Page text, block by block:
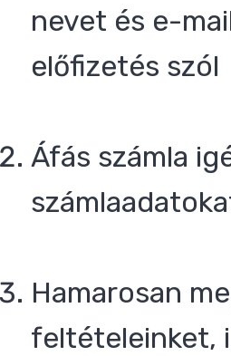
nevet és e-
előfizetés szól
Áfás számla
Hamarosan
feltételeinket,